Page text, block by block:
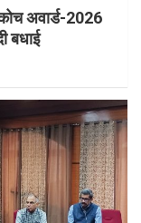
अवार्ड-2026
बधाई